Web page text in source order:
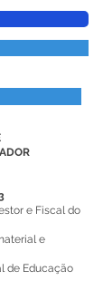
e Fiscal do
e
de Educação